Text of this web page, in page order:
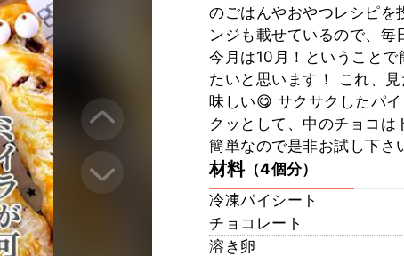
のごはんやおやつレシピ
ンジも載せているので、毎
今月は10月！ということ
たいと思います！ これ、
味しい😋 サクサクしたパ
クッとして、中のチョコは
簡単なので是非お試し下さ
材料（4個分）
冷凍パイシート
チョコレート
溶き卵